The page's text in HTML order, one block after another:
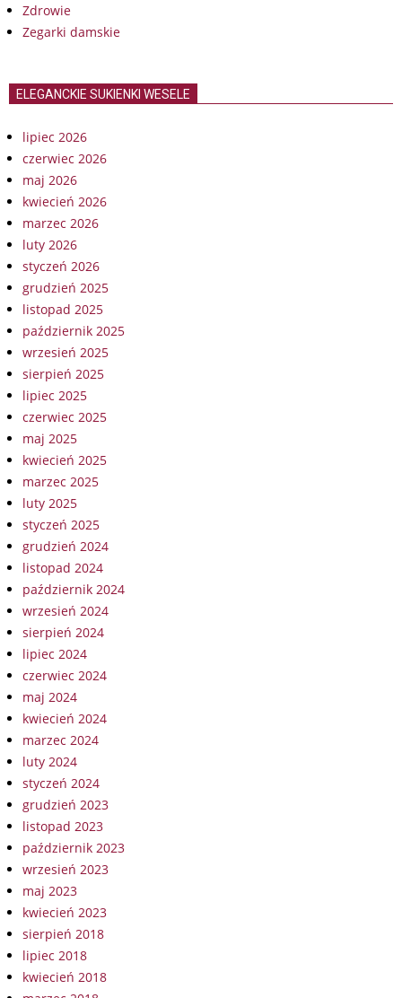
Zdrowie
Zegarki damskie
ELEGANCKIE SUKIENKI WESELE
lipiec 2026
czerwiec 2026
maj 2026
kwiecień 2026
marzec 2026
luty 2026
styczeń 2026
grudzień 2025
listopad 2025
październik 2025
wrzesień 2025
sierpień 2025
lipiec 2025
czerwiec 2025
maj 2025
kwiecień 2025
marzec 2025
luty 2025
styczeń 2025
grudzień 2024
listopad 2024
październik 2024
wrzesień 2024
sierpień 2024
lipiec 2024
czerwiec 2024
maj 2024
kwiecień 2024
marzec 2024
luty 2024
styczeń 2024
grudzień 2023
listopad 2023
październik 2023
wrzesień 2023
maj 2023
kwiecień 2023
sierpień 2018
lipiec 2018
kwiecień 2018